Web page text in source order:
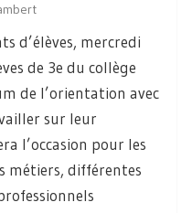
d’élèves, mercredi
de 3e du collège
de l’orientation avec
sur leur
l’occasion pour les
métiers, différentes